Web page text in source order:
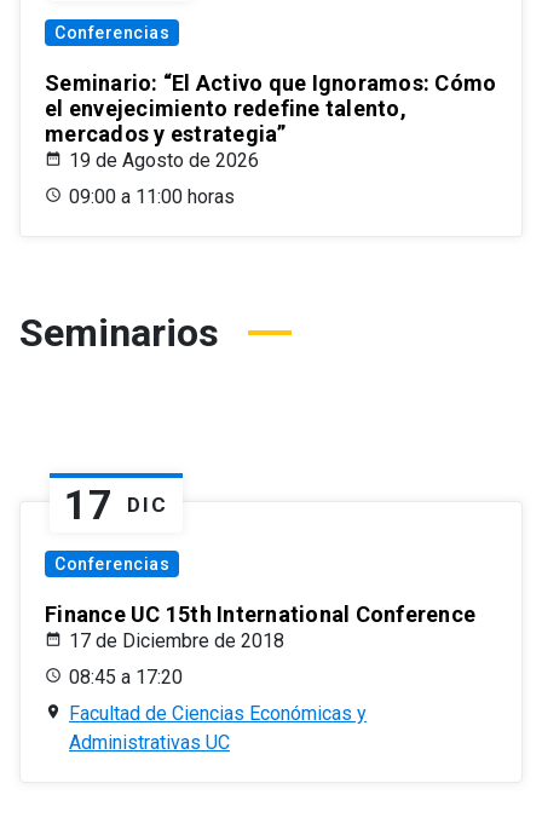
Conferencias
Seminario: “El Activo que Ignoramos: Cómo
el envejecimiento redefine talento,
mercados y estrategia”
19 de Agosto de 2026
09:00 a 11:00 horas
Seminarios
17 DIC
Conferencias
Finance UC 15th International Conference
17 de Diciembre de 2018
08:45 a 17:20
Facultad de Ciencias Económicas y
Administrativas UC